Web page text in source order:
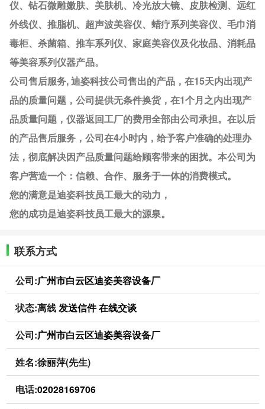
仪、钻石微雕嫩肤、美肤机、冷光放大镜、皮肤检测、远红
外线仪、推脂机、超声波美容仪、蜡疗系列美容仪、毛巾消
毒柜、杀菌箱、推车系列仪、家庭美容仪及化妆品、消耗品
等美容系列仪器产品。
公司售后服务, 迪姿科技公司售出的产品，在15天内出现产
品的质量问题，公司提供无条件换货，在1个月之内出现产
品质量问题，仪器返回工厂的费用全部由公司承担。在以后
的产品售后服务，公司在4小时内，给予客户准确的处理办
法，彻底解决因产品质量问题给顾客带来的困扰。本公司为
客户营造一个：信赖、合作、服务于一体的消费模式。
您的满意是迪姿科技员工最大的动力，
您的成功是迪姿科技员工最大的源泉。
联系方式
公司:广州市白云区迪姿美容设备厂
状态:离线发送信件在线交谈
公司:广州市白云区迪姿美容设备厂
姓名:徐丽萍(先生)
电话:02028169706